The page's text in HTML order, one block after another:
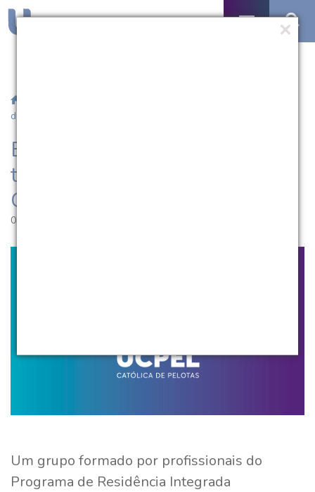
de Geriatria e Gerontologia
Equipe da UCPel apresenta
trabalho em Jornada de
Geriatria e Gerontologia
01.06.2015 | 19:08
Um grupo formado por profissionais do
Programa de Residência Integrada